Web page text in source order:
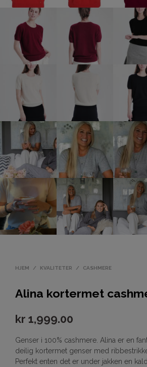
HJEM / KVALITETER / CASHMERE
Alina kortermet
kr 1,999.00
Genser i 100% cashmere. Alina er en
deilig kortermet genser med
Perfekt enten det er under jakken en